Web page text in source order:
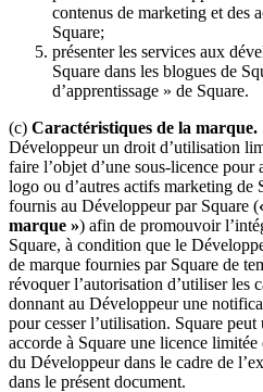
contenus de marketing et des
Square;
présenter les services aux
Square dans les blogues de
d’apprentissage » de Square.
(c) Caractéristiques de la marque.
Développeur un droit d’utilisation
faire l’objet d’une sous-licence
logo ou d’autres actifs marketing de
fournis au Développeur par Square (
marque ») afin de promouvoir
Square, à condition que le
de marque fournies par Square de
révoquer l’autorisation d’utiliser les
donnant au Développeur une
pour cesser l’utilisation. Square
accorde à Square une licence
du Développeur dans le cadre de
dans le présent document.